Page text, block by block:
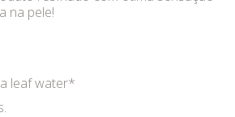
na pele!
leaf water*